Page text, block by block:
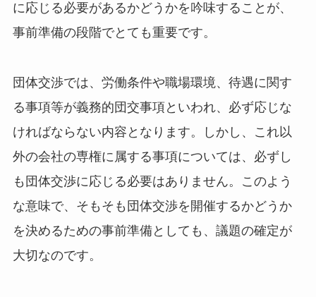
に応じる必要があるかどうかを吟味することが、
事前準備の段階でとても重要です。
団体交渉では、労働条件や職場環境、待遇に関す
る事項等が義務的団交事項といわれ、必ず応じな
ければならない内容となります。しかし、これ以
外の会社の専権に属する事項については、必ずし
も団体交渉に応じる必要はありません。このよう
な意味で、そもそも団体交渉を開催するかどうか
を決めるための事前準備としても、議題の確定が
大切なのです。